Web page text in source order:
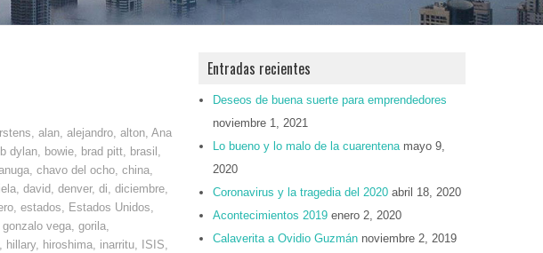
, alan, alejandro, alton, Ana
dylan, bowie, brad pitt, brasil ,
, chavo del ocho, china,
, david, denver, di, diciembre,
, estados, Estados Unidos,
gonzalo vega, gorila,
, hillary, hiroshima, inarritu, ISIS,
Entradas recientes
Deseos de buena suerte para emprendedores
noviembre 1, 2021
Lo bueno y lo malo de la cuarentena mayo 9,
2020
Coronavirus y la tragedia del 2020 abril 18, 2020
Acontecimientos 2019 enero 2, 2020
Calaverita a Ovidio Guzmán noviembre 2, 2019